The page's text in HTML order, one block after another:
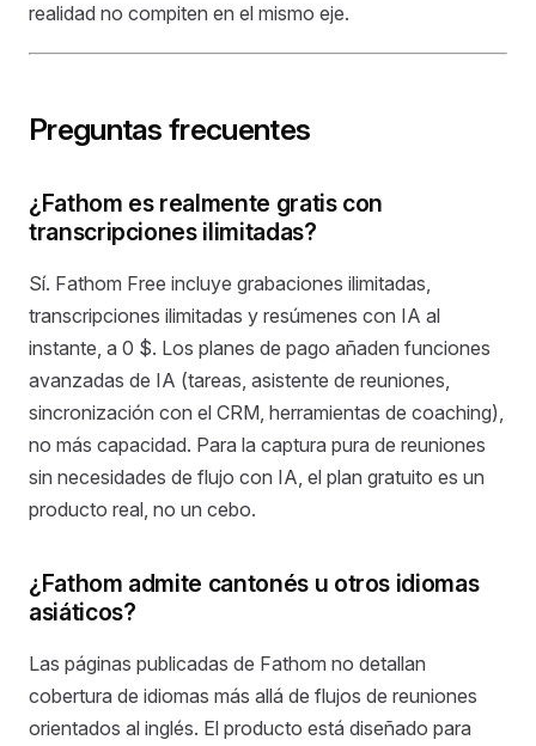
realidad no compiten en el mismo eje.
Preguntas frecuentes
¿Fathom es realmente gratis con
transcripciones ilimitadas?
Sí. Fathom Free incluye grabaciones ilimitadas,
transcripciones ilimitadas y resúmenes con IA al
instante, a 0 $. Los planes de pago añaden funciones
avanzadas de IA (tareas, asistente de reuniones,
sincronización con el CRM, herramientas de coaching),
no más capacidad. Para la captura pura de reuniones
sin necesidades de flujo con IA, el plan gratuito es un
producto real, no un cebo.
¿Fathom admite cantonés u otros idiomas
asiáticos?
Las páginas publicadas de Fathom no detallan
cobertura de idiomas más allá de flujos de reuniones
orientados al inglés. El producto está diseñado para